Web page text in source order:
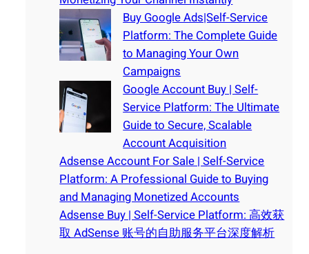
Buy Google Ads|Self-Service
Platform: The Complete Guide
to Managing Your Own
Campaigns
Google Account Buy | Self-
Service Platform: The Ultimate
Guide to Secure, Scalable
Account Acquisition
Adsense Account For Sale | Self-Service
Platform: A Professional Guide to Buying
and Managing Monetized Accounts
Adsense Buy | Self-Service Platform: 高效获
取 AdSense 账号的自助服务平台深度解析